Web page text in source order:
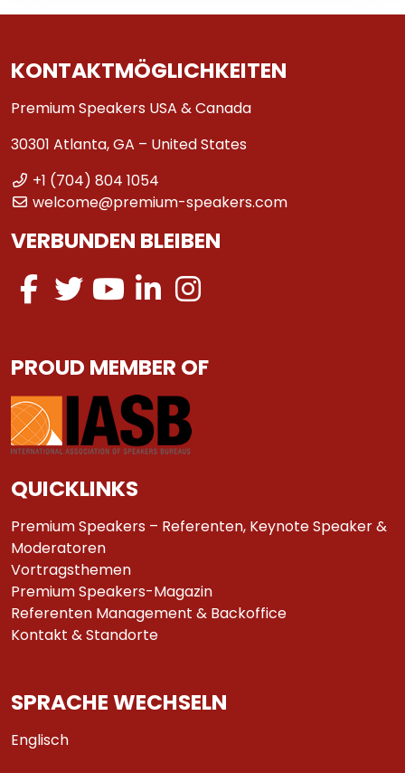
KONTAKTMÖGLICHKEITEN
Premium Speakers USA & Canada
30301 Atlanta, GA – United States
+1 (704) 804 1054
welcome@premium-speakers.com
VERBUNDEN BLEIBEN
PROUD MEMBER OF
QUICKLINKS
Premium Speakers – Referenten, Keynote Speaker &
Moderatoren
Vortragsthemen
Premium Speakers-Magazin
Referenten Management & Backoffice
Kontakt & Standorte
SPRACHE WECHSELN
Englisch